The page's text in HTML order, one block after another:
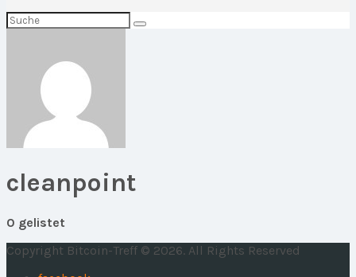
Suchen
nach:
cleanpoint
0 gelistet
Copyright Bitcoin-Treff © 2026. All Rights Reserved